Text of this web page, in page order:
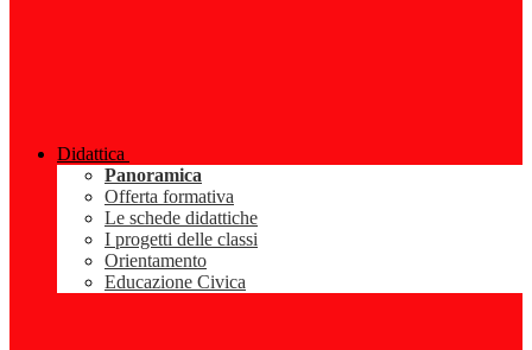
Didattica
Panoramica
Offerta formativa
Le schede didattiche
I progetti delle classi
Orientamento
Educazione Civica